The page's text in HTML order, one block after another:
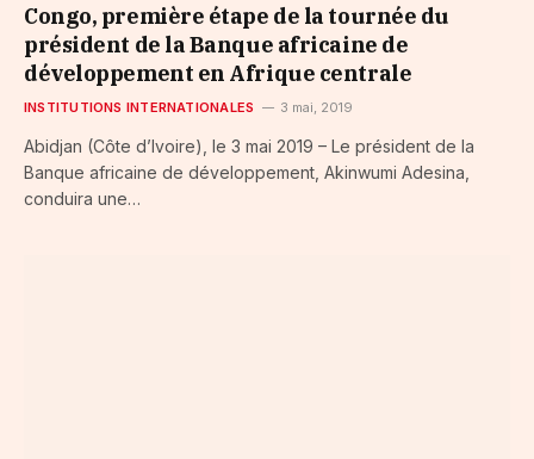
Congo, première étape de la tournée du
président de la Banque africaine de
développement en Afrique centrale
INSTITUTIONS INTERNATIONALES 3 mai, 2019
Abidjan (Côte d’Ivoire), le 3 mai 2019 – Le président de la
Banque africaine de développement, Akinwumi Adesina,
conduira une…